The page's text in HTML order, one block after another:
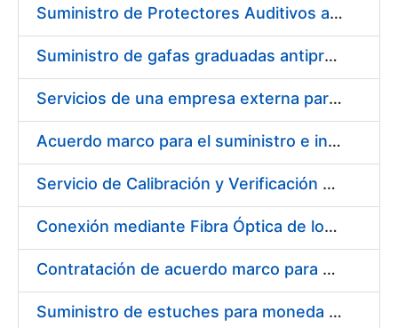
Suministro de Protectores Auditivos a medida para las personas trabajadoras de los Centros de Trabajo de Madrid y Burgos
Suministro de gafas graduadas antiproyecciones para los trabajadores de la FNMT-RCM en los centros de trabajo de Madrid y Burgos
Servicios de una empresa externa para el asesoramiento y resolución de los recursos de alzada que se presentan relacionados con procesos de selección para la FNMT-RCM
Acuerdo marco para el suministro e instalación de persianas, estores y otros complementos
Servicio de Calibración y Verificación Externa de los Equipos de Medición del Servicio de Prevención de la FNMT-RCM
Conexión mediante Fibra Óptica de los Centros de Proceso de Datos (CPDs) de las sedes de la FNMT-RCM de Burgos y Madrid
Contratación de acuerdo marco para el Suministro de Material de Electricidad para la Fábrica Nacional de Moneda y Timbre-Real Casa de la Moneda en su centro de trabajo de Burgos
Suministro de estuches para moneda de 30 €